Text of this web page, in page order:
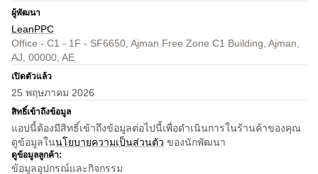
ผู้พัฒนา
LeanPPC
Office - C1 - 1F - SF6650, Ajman Free Zone C1 Building, Ajman,
AJ, 00000, AE
เปิดตัวแล้ว
25 พฤษภาคม 2026
สิทธิ์เข้าถึงข้อมูล
แอปนี้ต้องมีสิทธิ์เข้าถึงข้อมูลต่อไปนี้เพื่อดำเนินการในร้านค้าของคุณ
ดูข้อมูลในนโยบายความเป็นส่วนตัว ของนักพัฒนา
ดูข้อมูลลูกค้า:
ข้อมูลอุปกรณ์และกิจกรรม